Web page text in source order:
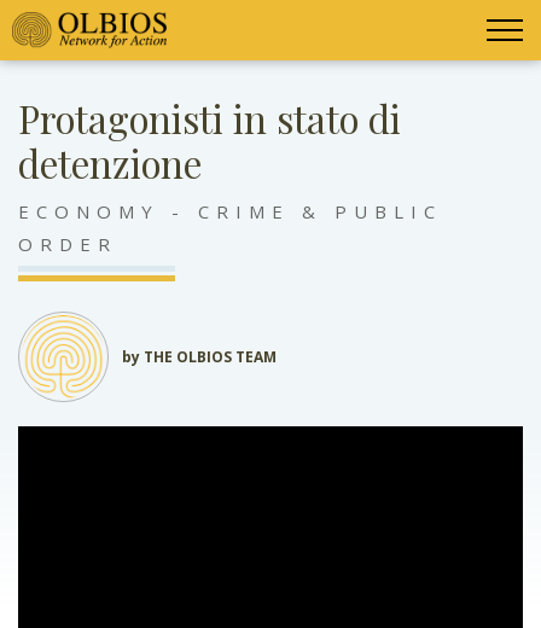
Protagonisti in stato di
detenzione
ECONOMY - CRIME & PUBLIC
ORDER
by THE OLBIOS TEAM